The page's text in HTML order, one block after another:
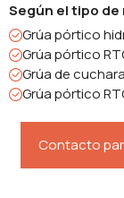
Según el tipo
Grúa pórtico
Grúa pórtico
Grúa de
Grúa pórtico
Contacto